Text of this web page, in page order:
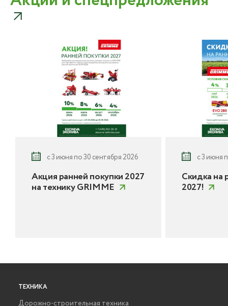
с 3 июня по 30 сентября 2026
Акция ранней покупки 2027
на технику GRIMME
с 3 июня
Скидка на
2027!
ТЕХНИКА
Дорожно-строительная техника